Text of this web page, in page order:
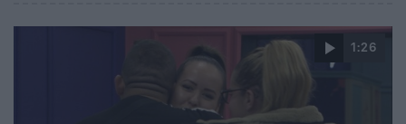
1:26